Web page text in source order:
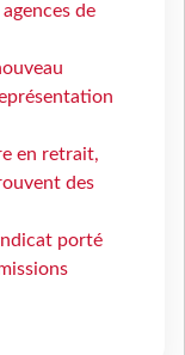
de
en retrait,
des
porté